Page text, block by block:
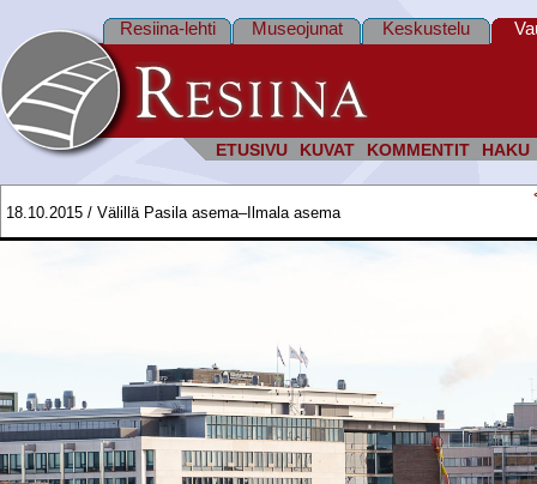
ETUSIVU KUVAT KOMMENTIT HAKU
Resiina-lehti Museojunat Keskustelu
18.10.2015 / Välillä Pasila asema–Ilmala asema